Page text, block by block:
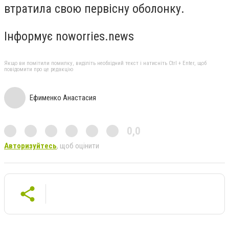
втратила свою первісну оболонку.
Інформує noworries.news
Якщо ви помітили помилку, виділіть необхідний текст і натисніть Ctrl + Enter, щоб
повідомити про це редакцію
Ефименко Анастасия
0,0
Авторизуйтесь, щоб оцінити